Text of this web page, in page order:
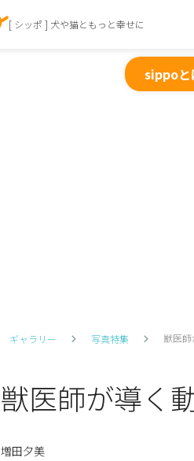
[ シッポ ] 犬や猫ともっと幸せに
sippoと
ギャラリー 写真特集 獣医
獣医師が導く
増田夕美